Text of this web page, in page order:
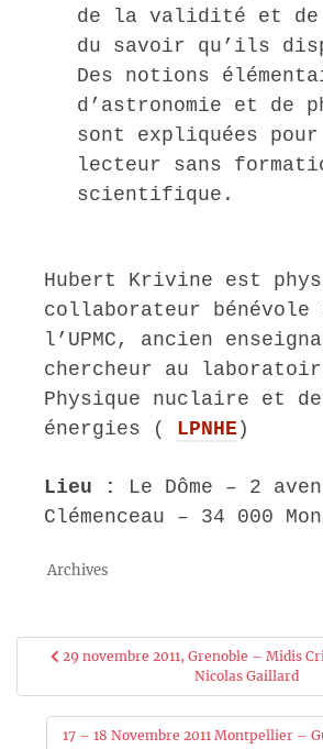
de la validité et
du savoir qu’ils
Des notions
d’astronomie et de
sont expliquées
lecteur sans
scientifique.
Hubert Krivine est
collaborateur bénévole
l’UPMC, ancien
chercheur au
Physique nuclaire et
énergies ( LPNHE )
Lieu : Le Dôme – 2
Clémenceau – 34 000
Archives
Navigation
de
29 novembre 2011, Grenoble – Midis
Nicolas Gaillard
17 – 18 Novembre 2011 Montpellier –